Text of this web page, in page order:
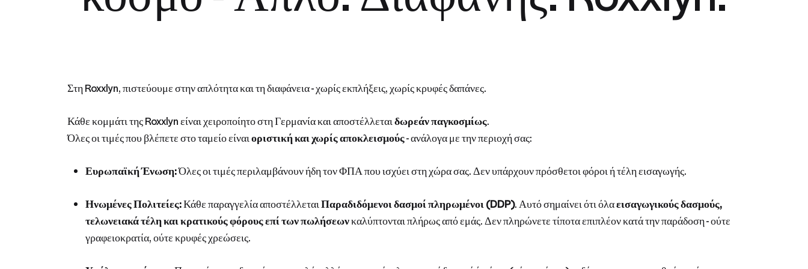
Στη Roxxlyn, πιστεύουμε στην απλότητα και τη διαφάνεια - χωρίς εκπλήξεις, χωρίς κρυφές δαπάνες.
Κάθε κομμάτι της Roxxlyn είναι χειροποίητο στη Γερμανία και αποστέλλεταιδωρεάν παγκοσμίως.
Όλες οι τιμές που βλέπετε στο ταμείο είναιοριστική και χωρίς αποκλεισμούς- ανάλογα με την περιοχή σας:
Ευρωπαϊκή Ένωση:Όλες οι τιμές περιλαμβάνουν ήδη τον ΦΠΑ που ισχύει στη χώρα σας. Δεν υπάρχουν πρόσθετοι φόροι ή τέλη εισαγωγής.
Ηνωμένες Πολιτείες:Κάθε παραγγελία αποστέλλεταιΠαραδιδόμενοι δασμοί πληρωμένοι (DDP). Αυτό σημαίνει ότι όλαεισαγωγικούς δασμούς,
τελωνειακά τέλη και κρατικούς φόρους επί των πωλήσεωνκαλύπτονται πλήρως από εμάς. Δεν πληρώνετε τίποτα επιπλέον κατά την παράδοση - ούτε
γραφειοκρατία, ούτε κρυφές χρεώσεις.